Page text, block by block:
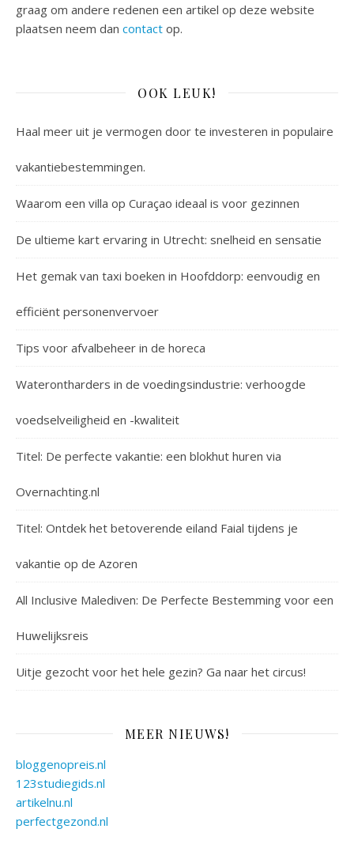
graag om andere redenen een artikel op deze website
plaatsen neem dan contact op.
OOK LEUK!
Haal meer uit je vermogen door te investeren in populaire
vakantiebestemmingen.
Waarom een villa op Curaçao ideaal is voor gezinnen
De ultieme kart ervaring in Utrecht: snelheid en sensatie
Het gemak van taxi boeken in Hoofddorp: eenvoudig en
efficiënt personenvervoer
Tips voor afvalbeheer in de horeca
Waterontharders in de voedingsindustrie: verhoogde
voedselveiligheid en -kwaliteit
Titel: De perfecte vakantie: een blokhut huren via
Overnachting.nl
Titel: Ontdek het betoverende eiland Faial tijdens je
vakantie op de Azoren
All Inclusive Malediven: De Perfecte Bestemming voor een
Huwelijksreis
Uitje gezocht voor het hele gezin? Ga naar het circus!
MEER NIEUWS!
bloggenopreis.nl
123studiegids.nl
artikelnu.nl
perfectgezond.nl